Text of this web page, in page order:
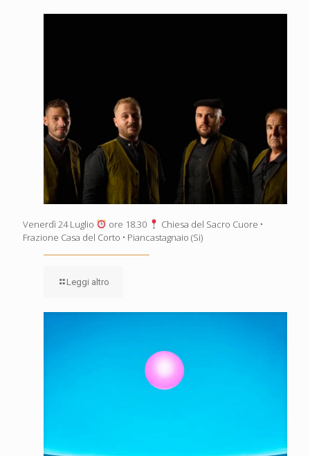
Venerdì 24 Luglio ore 18.30
Chiesa del Sacro Cuore •
Frazione Casa del Corto • Piancastagnaio (Si)
Leggi altro